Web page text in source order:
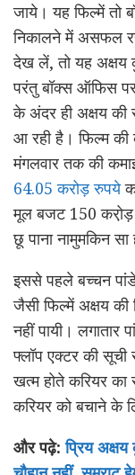
जाये। यह फिल्में
निकालने में असफल
देख लें, तो यह अक्षय
परंतु बॉक्स ऑफिस
के अंदर ही अक्षय की
आ रही है। फिल्म की
मंगलवार तक की
64.05 करोड़ रुपये
मूल बजट 150
छू पाना नामुमकिन सा
इससे पहले बच्चन
जैसी फिल्में अक्षय
नहीं पायी। लगातार
फ्लॉप एक्टर की
खत्म होते करियर
करियर को बचाने के
और पढ़े:प्रिय